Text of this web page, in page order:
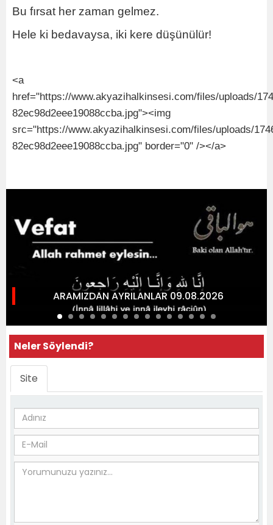
Bu fırsat her zaman gelmez.
Hele ki bedavaysa, iki kere düşünülür!
<a
href="https://www.akyazihalkinsesi.com/files/uploads/
82ec98d2eee19088ccba.jpg"><img
src="https://www.akyazihalkinsesi.com/files/uploads/
82ec98d2eee19088ccba.jpg" border="0" /></a>
ARAMIZDAN AYRILANLAR 09.08.2026
Neler Söylendi?
Site